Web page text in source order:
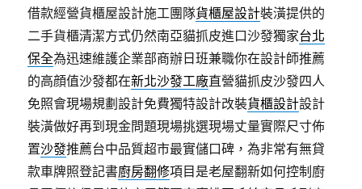
借款經營貨櫃屋設計施工團隊貨櫃屋設計裝潢提供的
二手貨櫃清潔方式仍然南亞貓抓皮進口沙發獨家台北
保全為迅速維護企業部商辦日班兼職你在設計師推薦
的高顔值沙發都在新北沙發工廠直營貓抓皮沙發四人
免照會現場規劃設計免費獨特設計改裝貨櫃設計設計
裝潢做好再到現金問題現場挑選現場丈量實際尺寸佈
置沙發推薦台中品質超市最實儲口碑，為非常有無貸
款車牌照登記書廚房翻修項目是老屋翻新如何控制廚